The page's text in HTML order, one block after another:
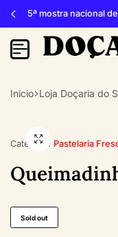
5ª mostra nacional de doçaria
Início Loja Doçaria do
Category: Pastelaria
Sold out